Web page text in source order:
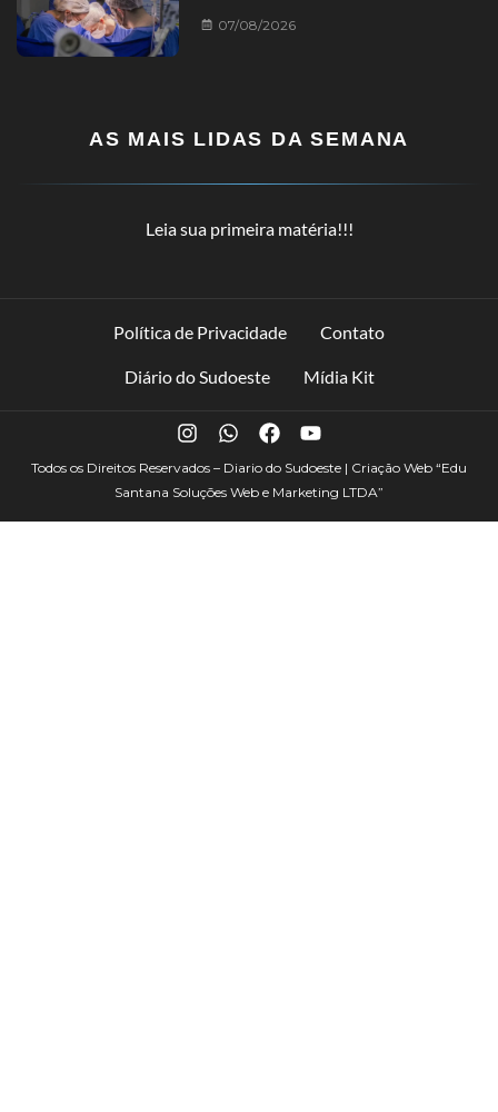
07/08/2026
AS MAIS LIDAS DA SEMANA
Leia sua primeira matéria!!!
Política de Privacidade Contato
Diário do Sudoeste Mídia Kit
Todos os Direitos Reservados – Diario do Sudoeste | Criação Web “Edu
Santana Soluções Web e Marketing LTDA”